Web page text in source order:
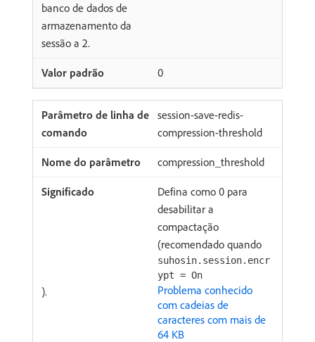
banco de dados de
armazenamento da
sessão a 2.
0
session-save-redis-
compression-threshold
compression_threshold
Defina como 0 para
desabilitar a
compactação
(recomendado quando
suhosin.session.encr
ypt = On
).
Problema conhecido
com cadeias de
caracteres com mais de
64 KB